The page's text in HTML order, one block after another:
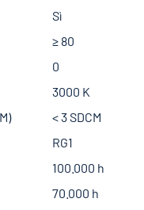
Sì
≥ 80
0
3000 K
< 3 SDCM
RG1
100.000 h
70.000 h